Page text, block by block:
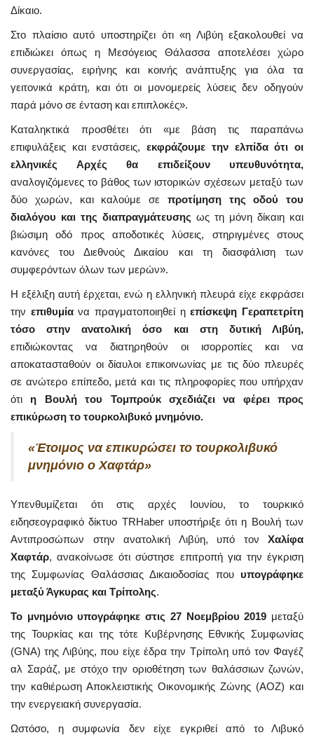
Δίκαιο.
Στο πλαίσιο αυτό υποστηρίζει ότι «η Λιβύη εξακολουθεί να
επιδιώκει όπως η Μεσόγειος Θάλασσα αποτελέσει χώρο
συνεργασίας, ειρήνης και κοινής ανάπτυξης για όλα τα
γειτονικά κράτη, και ότι οι μονομερείς λύσεις δεν οδηγούν
παρά μόνο σε ένταση και επιπλοκές».
Καταληκτικά προσθέτει ότι «με βάση τις παραπάνω
επιφυλάξεις και ενστάσεις,εκφράζουμε την ελπίδα ότι οι
ελληνικές Αρχές θα επιδείξουν υπευθυνότητα,
αναλογιζόμενες το βάθος των ιστορικών σχέσεων μεταξύ των
δύο χωρών, και καλούμε σε προτίμηση της οδού του
διαλόγου και της διαπραγμάτευσης ως τη μόνη δίκαιη και
βιώσιμη οδό προς αποδοτικές λύσεις, στηριγμένες στους
κανόνες του Διεθνούς Δικαίου και τη διασφάλιση των
συμφερόντων όλων των μερών».
Η εξέλιξη αυτή έρχεται, ενώ η ελληνική πλευρά είχε εκφράσει
την επιθυμίανα πραγματοποιηθεί ηεπίσκεψη Γεραπετρίτη
τόσο στην ανατολική όσο και στη δυτική Λιβύη,
επιδιώκοντας να διατηρηθούν οι ισορροπίες και να
αποκατασταθούν οι δίαυλοι επικοινωνίας με τις δύο πλευρές
σε ανώτερο επίπεδο, μετά και τις πληροφορίες που υπήρχαν
ότι η Βουλή του Τομπρούκ σχεδιάζει να φέρει προς
επικύρωση το τουρκολιβυκό μνημόνιο.
«Έτοιμος να επικυρώσει το τουρκολιβυκό
μνημόνιο ο Χαφτάρ»
Υπενθυμίζεται ότι στις αρχές Ιουνίου, το τουρκικό
ειδησεογραφικό δίκτυο TRHaber υποστήριξε ότι η Βουλή των
Αντιπροσώπων στην ανατολική Λιβύη, υπό τον Χαλίφα
Χαφτάρ, ανακοίνωσε ότι σύστησε επιτροπή για την έγκριση
της Συμφωνίας Θαλάσσιας Δικαιοδοσίας που υπογράφηκε
μεταξύ Άγκυρας και Τρίπολης.
Το μνημόνιο υπογράφηκε στις 27 Νοεμβρίου 2019 μεταξύ
της Τουρκίας και της τότε Κυβέρνησης Εθνικής Συμφωνίας
(GNA) της Λιβύης, που είχε έδρα την Τρίπολη υπό τον Φαγέζ
αλ Σαράζ, με στόχο την οριοθέτηση των θαλάσσιων ζωνών,
την καθιέρωση Αποκλειστικής Οικονομικής Ζώνης (ΑΟΖ) και
την ενεργειακή συνεργασία.
Ωστόσο, η συμφωνία δεν είχε εγκριθεί από το Λιβυκό